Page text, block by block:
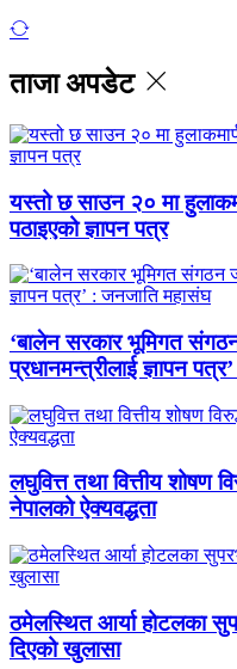
ताजा अपडेट
यस्तो छ साउन २० मा
पठाइएको ज्ञापन पत्र
‘बालेन सरकार भूमिगत
प्रधानमन्त्रीलाई ज्ञापन
लघुवित्त तथा वित्तीय शोषण
नेपालको ऐक्यवद्धता
ठमेलस्थित आर्या होटलका
दिएको खुलासा